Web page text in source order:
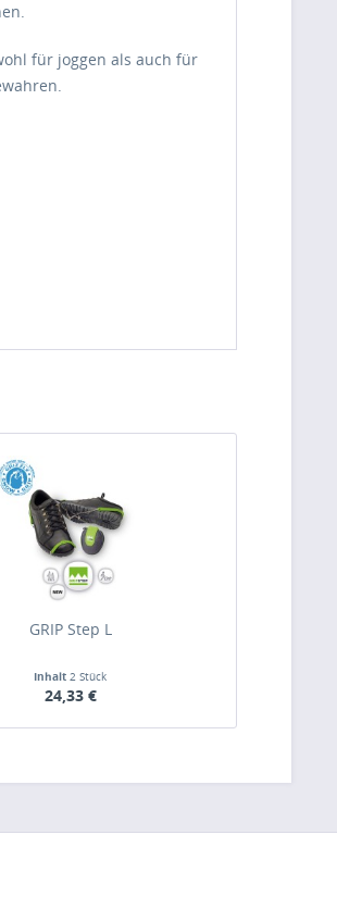
für joggen als auch für
GRIP Step L
Inhalt2 Stück
24,33 €